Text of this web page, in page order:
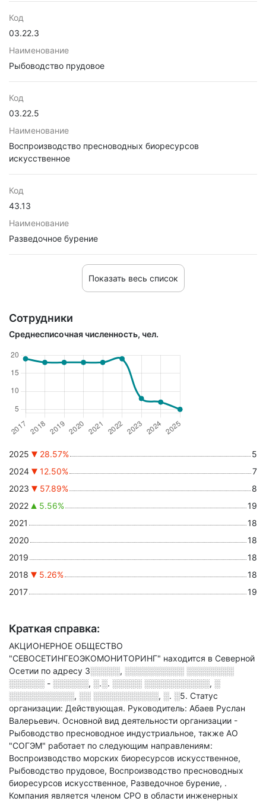
Код
03.22.3
Наименование
Рыбоводство прудовое
Код
03.22.5
Наименование
Воспроизводство пресноводных биоресурсов
искусственное
Код
43.13
Наименование
Разведочное бурение
Показать весь список
Сотрудники
Среднесписочная численность, чел.
2025 28.57%
5
2024
12.50%
7
2023
57.89%
8
2022
5.56%
19
2021
18
2020
18
2019
18
2018
5.26%
18
2017
19
Краткая справка:
АКЦИОНЕРНОЕ ОБЩЕСТВО
"СЕВОСЕТИНГЕОЭКОМОНИТОРИНГ" находится в Северной
Осетии по адресу 3░░░░░, ░░░░░░░░░░ ░░░░░░░░
░░░░░░ - ░░░░░░, ░.░. ░░░░░ ░░░░░░░░░░░, ░
░░░░░░░░░░░, ░░ ░░░░░░░░░░░, ░. ░5. Статус
организации: Действующая. Руководитель: Абаев Руслан
Валерьевич. Основной вид деятельности организации -
Рыбоводство пресноводное индустриальное, также АО
"СОГЭМ" работает по следующим направлениям:
Воспроизводство морских биоресурсов искусственное,
Рыбоводство прудовое, Воспроизводство пресноводных
биоресурсов искусственное, Разведочное бурение, .
Компания является членом СРО в области инженерных